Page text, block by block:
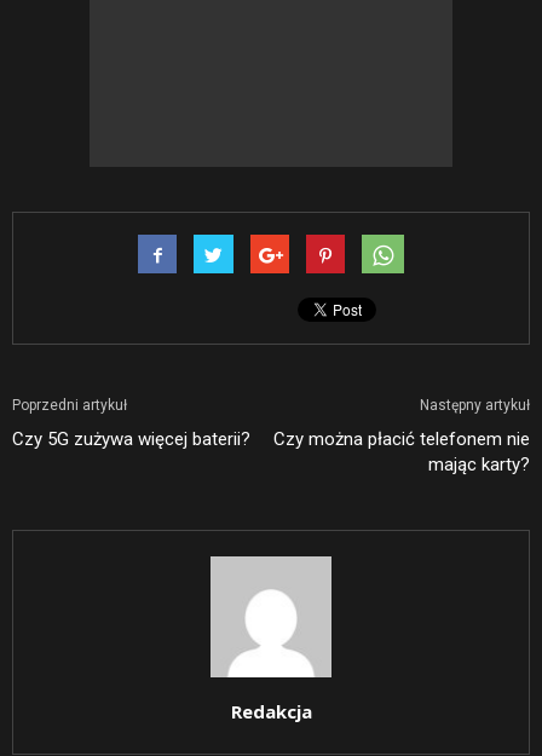
Poprzedni artykuł
Czy 5G zużywa więcej baterii?
Następny artykuł
Czy można płacić telefonem nie
mając karty?
Redakcja